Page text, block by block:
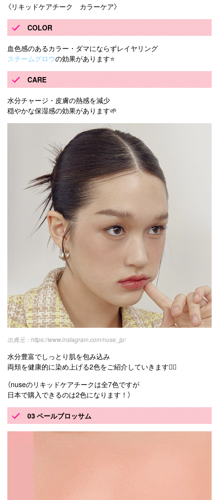
〈リキッドケアチーク カラーケア〉
COLOR
血色感のあるカラー・ダマにならずレイヤリング
スチームグロウの効果があります⭐️
CARE
水分チャージ・皮膚の熱感を減少
穏やかな保湿感の効果があります🌱
https://www.instagram.com/nuse_jp/
水分豊富でしっとり肌を包み込み
両頬を健康的に染め上げる2色をご紹介していきます💁‍♀️
（nuseのリキッドケアチークは全7色ですが
日本で購入できるのは2色になります！）
03 ペールブロッサム